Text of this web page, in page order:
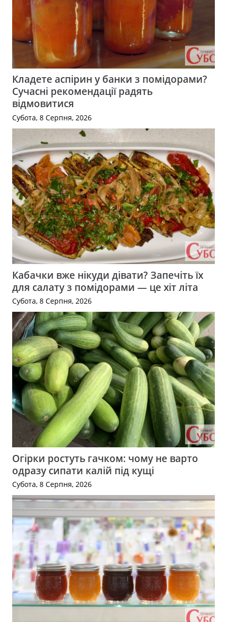
Кладете аспірин у банки з помідорами?
Сучасні рекомендації радять
відмовитися
Субота, 8 Серпня, 2026
Кабачки вже нікуди дівати? Запечіть їх
для салату з помідорами — це хіт літа
Субота, 8 Серпня, 2026
Огірки ростуть гачком: чому не варто
одразу сипати калій під кущі
Субота, 8 Серпня, 2026